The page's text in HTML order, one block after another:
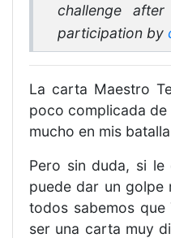
challenge
participation by
La carta Maestro
poco complicada
mucho en mis
Pero sin duda, si
puede dar un golpe
todos sabemos que
ser una carta muy